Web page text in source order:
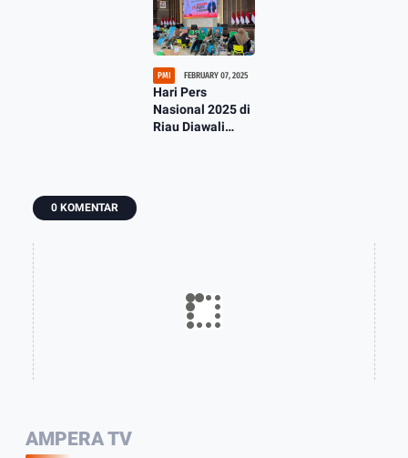
PMI FEBRUARY 07, 2025
Hari Pers
Nasional 2025 di
Riau Diawali
0 KOMENTAR
AMPERA TV